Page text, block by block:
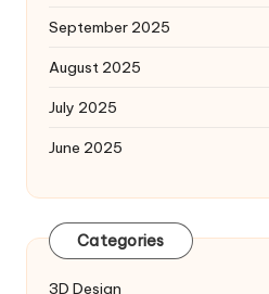
September 2025
August 2025
July 2025
June 2025
Categories
3D Design